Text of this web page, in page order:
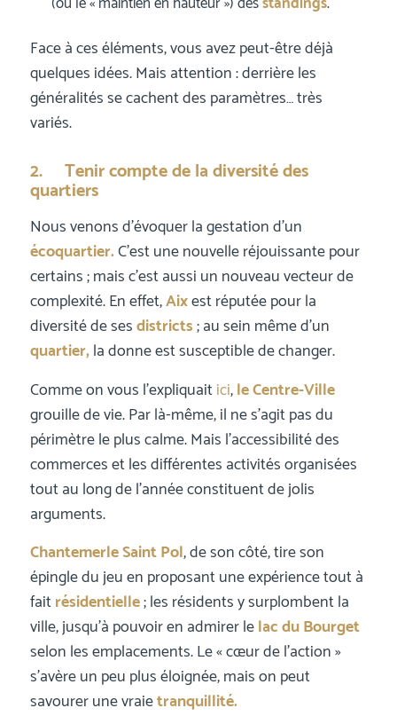
Face à ces éléments, vous avez peut-être déjà
quelques idées. Mais attention : derrière les
généralités se cachent des paramètres… très
variés.
2. Tenir compte de la diversité des
quartiers
Nous venons d’évoquer la gestation d’un
écoquartier.C’est une nouvelle réjouissante pour
certains ; mais c’est aussi un nouveau vecteur de
complexité. En effet,Aixest réputée pour la
diversité de sesdistricts; au sein même d’un
quartier,la donne est susceptible de changer.
Comme on vous l’expliquaitici,le Centre-Ville
grouille de vie. Par là-même, il ne s’agit pas du
périmètre le plus calme. Mais l’accessibilité des
commerces et les différentes activités organisées
tout au long de l’année constituent de jolis
arguments.
Chantemerle Saint Pol, de son côté, tire son
épingle du jeu en proposant une expérience tout à
faitrésidentielle; les résidents y surplombent la
ville, jusqu’à pouvoir en admirer lelac du Bourget
selon les emplacements. Le « cœur de l’action »
s’avère un peu plus éloignée, mais on peut
savourer une vraietranquillité.